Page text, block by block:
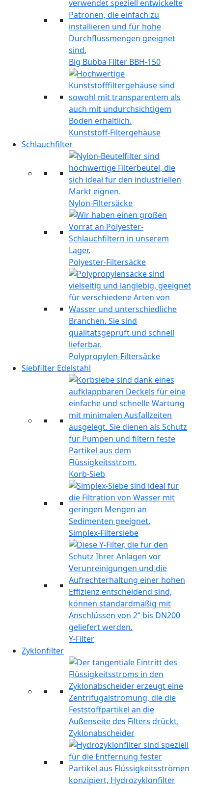
Big Bubba Filter BBH-150
Kunststoff-Filtergehäuse
Schlauchfilter
Nylon-Filtersäcke
Polyester-Filtersäcke
Polypropylen-Filtersäcke
Siebfilter Edelstahl
Korb-Sieb
Simplex-Filtersiebe
Y-Filter
Zyklonfilter
Zyklonabscheider